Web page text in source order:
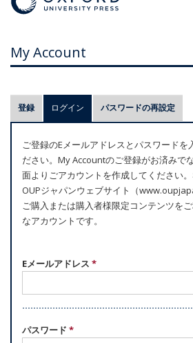
My Account
プ
ラ
マ
リ
ー
タ
ブ
登録 ログイン (アクティブなタブ)
パスワードの再設定
ご登録のEメールアドレスとパスワードを
ださい。My Accountのご登録がお済みで
面よりごアカウントを作成してください。
OUPジャパンウェブサイト（
ご購入または購入者様限定コンテンツを
なアカウントです。
Eメールアドレス *
パスワード *